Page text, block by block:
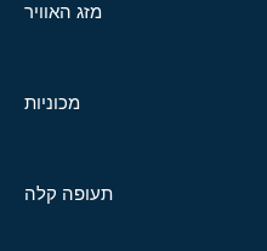
מזג האוויר
מכוניות
תעופה קלה